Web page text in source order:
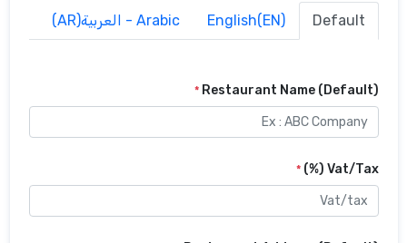
English(EN) Arabic - العربية(AR)
Restaurant
*